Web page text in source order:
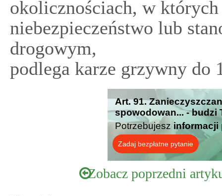
okolicznościach, w
niebezpieczeństwo lub
drogowym,
podlega karze grzywny do
Art. 91.
spowodowan... - budzi
Potrzebujesz informacji
Zadaj bezpłatne pytanie
Zobacz poprzedni